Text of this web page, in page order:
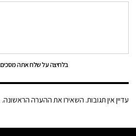
בלחיצה על שלח אתה מסכים
עדיין אין תגובות. השאירו את ההערה הראשונה.